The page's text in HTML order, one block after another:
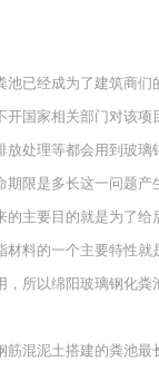
都记住了吗？
些难题
记住了吗？
已经成为了建筑商们
国家相关部门对该
处理等都会用到玻璃
限是多长这一问题产
主要目的就是为了给
料的一个主要特性
所以绵阳玻璃钢化
泥土搭建的粪池最